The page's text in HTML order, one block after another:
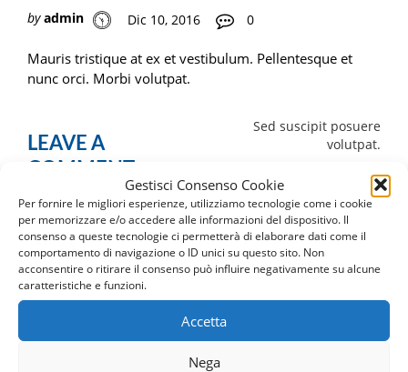
Gestisci Consenso Cookie
Per fornire le migliori esperienze, utilizziamo tecnologie come i cookie
per memorizzare e/o accedere alle informazioni del dispositivo. Il
consenso a queste tecnologie ci permetterà di elaborare dati come il
comportamento di navigazione o ID unici su questo sito. Non
acconsentire o ritirare il consenso può influire negativamente su alcune
caratteristiche e funzioni.
Accetta
Nega
by admin Dic 10, 2016 0
Mauris tristique at ex et vestibulum. Pellentesque et
nunc orci. Morbi volutpat.
Navigazione
articoli
Sed suscipit posuere
volutpat.
LEAVE A
You must belogged into post a comment.
Richiedi Informazioni